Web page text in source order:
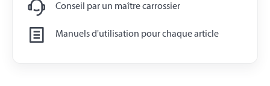
Conseil par un maître carrossier
Manuels d'utilisation pour chaque article